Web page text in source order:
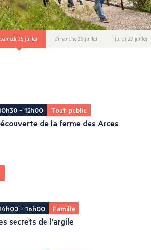
samedi 25 juillet dimanche 26 juillet lundi 27 juillet
- 12h00 Tout public
de la ferme des Arces
- 16h00 Famille
secrets de l'argile